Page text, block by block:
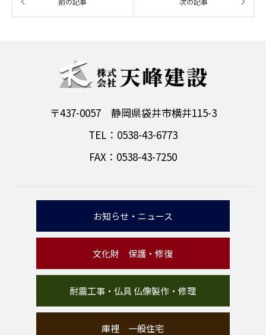
〒437-0057 静岡県袋井市横井115-3
TEL：0538-43-6773
FAX：0538-43-7250
お知らせ・ニュース
文化財 保護・修復
耐震工事・仏具 仏像製作・修理
庫裡 一般住宅